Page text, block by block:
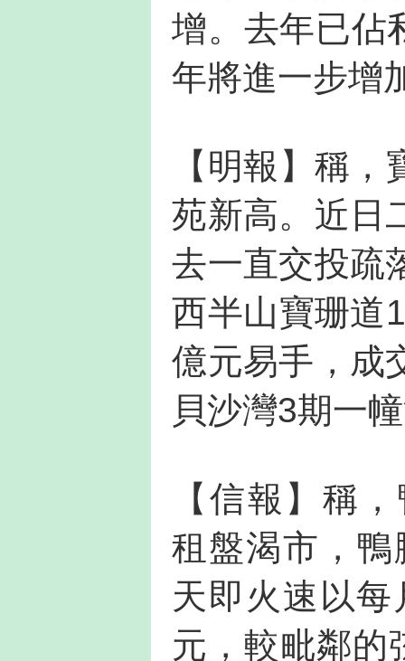
增。去年已佔
年將進一步增
【明報】稱
苑新高。近日
去一直交投疏
西半山寶珊道
億元易手，成
貝沙灣3期一
【信報】稱
租盤渴市，
天即火速以
元，較毗鄰的